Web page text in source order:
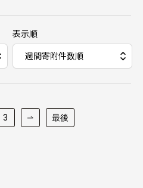
表示順
3 最後